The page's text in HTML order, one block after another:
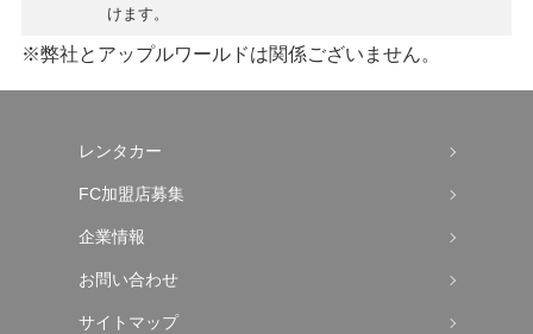
けます。
※弊社とアップルワールドは関係ございません。
レンタカー
FC加盟店募集
企業情報
お問い合わせ
サイトマップ